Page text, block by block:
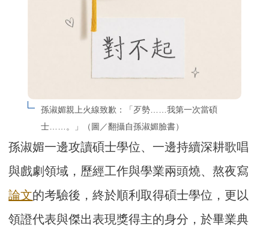
孫淑媚親上火線致歉：「歹勢……我第一次當碩
士……。」（圖／翻攝自孫淑媚臉書）
孫淑媚一邊攻讀碩士學位、一邊持續深耕歌唱
與戲劇領域，歷經工作與學業兩頭燒、熬夜寫
論文的考驗後，終於順利取得碩士學位，更以
領證代表與傑出表現獎得主的身分，於畢業典